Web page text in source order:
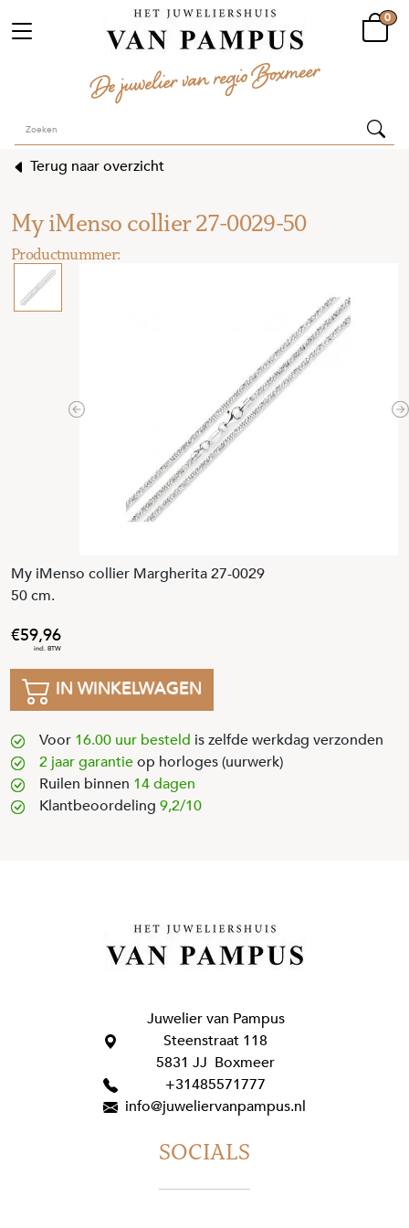
0
Terug naar overzicht
My iMenso collier 27-0029-50
Previous
My iMenso collier Margherita 27-0029
50 cm.
59,96
IN WINKELWAGEN
Voor 16.00 uur besteld is zelfde werkdag verzonden
2 jaar garantieop horloges (uurwerk)
Ruilen binnen 14 dagen
Klantbeoordeling 9,2/10
Juwelier van Pampus
Steenstraat 118
5831 JJ Boxmeer
+31485571777
info@juweliervanpampus.nl
SOCIALS